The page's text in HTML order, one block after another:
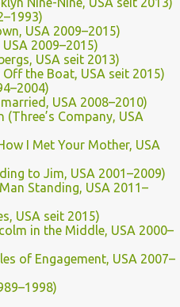
USA 2009–2015)
2009–2015)
USA seit 2013)
the Boat, USA seit 2015)
USA 2008–2010)
Company, USA
I Met Your Mother, USA
to Jim, USA 2001–2009)
Standing, USA 2011–
USA seit 2015)
in the Middle, USA 2000–
of Engagement, USA 2007–